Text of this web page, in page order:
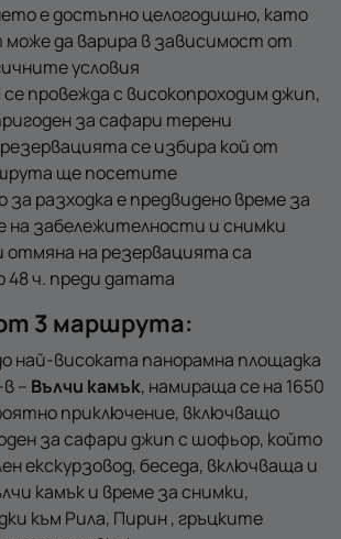
е достъпно целогодишно, като
да варира в зависимост от
условия
провежда с високопроходим джип,
за сафари терени
се избира кой от
ще посетите
за разходка е предвидено време за
на забележителности и снимки
отмяна на резервацията са
48 ч. преди датата
3 маршрута:
най-високата панорамна площадка
– Вълчи камък, намираща се на 1650
приключение, включващо
за сафари джип с шофьор, който
екскурзовод, беседа, включваща и
камък и време за снимки,
към Рила, Пирин , гръцките